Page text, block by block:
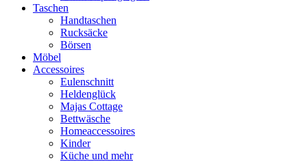
Taschen
Handtaschen
Rucksäcke
Börsen
Möbel
Accessoires
Eulenschnitt
Heldenglück
Majas Cottage
Bettwäsche
Homeaccessoires
Kinder
Küche und mehr